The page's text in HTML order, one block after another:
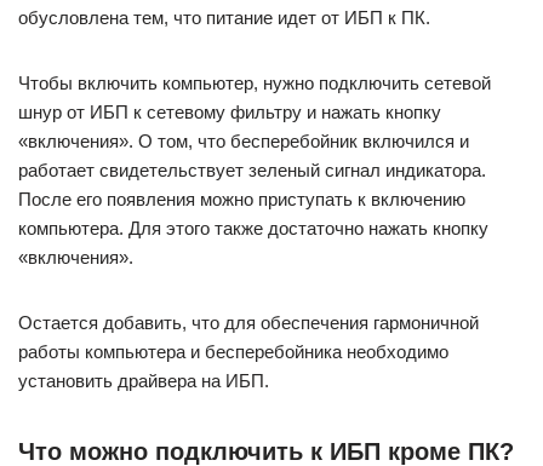
обусловлена тем, что питание идет от ИБП к ПК.
Чтобы включить компьютер, нужно подключить сетевой
шнур от ИБП к сетевому фильтру и нажать кнопку
«включения». О том, что бесперебойник включился и
работает свидетельствует зеленый сигнал индикатора.
После его появления можно приступать к включению
компьютера. Для этого также достаточно нажать кнопку
«включения».
Остается добавить, что для обеспечения гармоничной
работы компьютера и бесперебойника необходимо
установить драйвера на ИБП.
Что можно подключить к ИБП кроме ПК?